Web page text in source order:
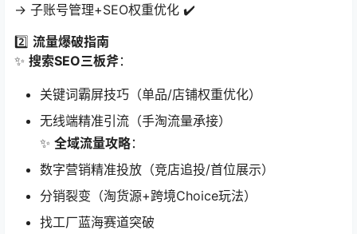
→ 子账号管理+SEO权重优化 ✔️
2️⃣ ​ 流量爆破指南
✨ ​ 搜索SEO三板斧​：
关键词霸屏技巧（单品/店铺权重优化）
无线端精准引流（手淘流量承接）
✨ ​ 全域流量攻略​：
数字营销精准投放（竞店追投/首位展示）
分销裂变（淘货源+跨境Choice玩法）
找工厂蓝海赛道突破